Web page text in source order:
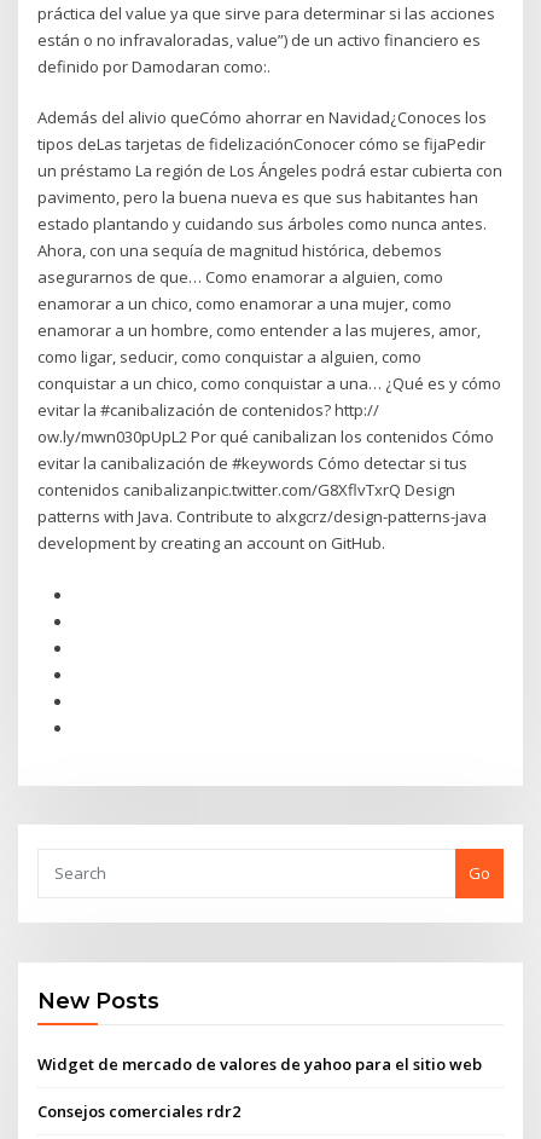
práctica del value ya que sirve para determinar si las acciones
están o no infravaloradas, value”) de un activo financiero es
definido por Damodaran como:.
Además del alivio queCómo ahorrar en Navidad¿Conoces los
tipos deLas tarjetas de fidelizaciónConocer cómo se fijaPedir
un préstamo La región de Los Ángeles podrá estar cubierta con
pavimento, pero la buena nueva es que sus habitantes han
estado plantando y cuidando sus árboles como nunca antes.
Ahora, con una sequía de magnitud histórica, debemos
asegurarnos de que… Como enamorar a alguien, como
enamorar a un chico, como enamorar a una mujer, como
enamorar a un hombre, como entender a las mujeres, amor,
como ligar, seducir, como conquistar a alguien, como
conquistar a un chico, como conquistar a una… ¿Qué es y cómo
evitar la #canibalización de contenidos? http://
ow.ly/mwn030pUpL2 Por qué canibalizan los contenidos Cómo
evitar la canibalización de #keywords Cómo detectar si tus
contenidos canibalizanpic.twitter.com/G8XflvTxrQ Design
patterns with Java. Contribute to alxgcrz/design-patterns-java
development by creating an account on GitHub.
Go
New Posts
Widget de mercado de valores de yahoo para el sitio web
Consejos comerciales rdr2